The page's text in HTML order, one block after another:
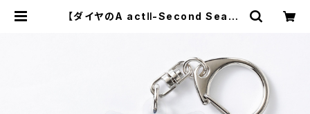
【ダイヤのA actⅡ-Second Seaso